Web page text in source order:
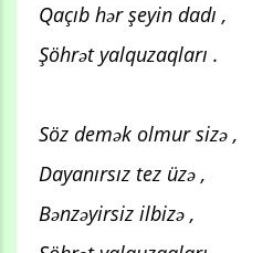
Qaçıb hər şeyin dadı ,
Şöhrət yalquzaqları .
Söz demək olmur sizə ,
Dayanırsız tez üzə ,
Bənzəyirsiz ilbizə ,